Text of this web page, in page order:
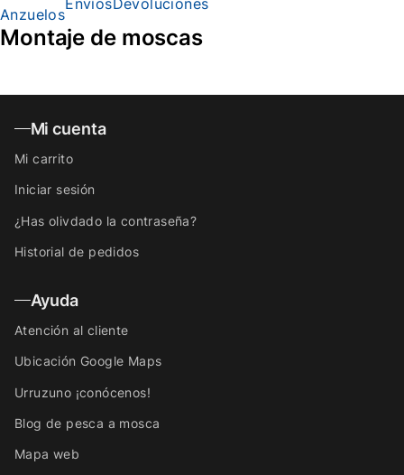
Anzuelos
Montaje de moscas
Mi cuenta
Mi carrito
Iniciar sesión
¿Has olivdado la contraseña?
Historial de pedidos
Ayuda
Atención al cliente
Ubicación Google Maps
Urruzuno ¡conócenos!
Blog de pesca a mosca
Mapa web